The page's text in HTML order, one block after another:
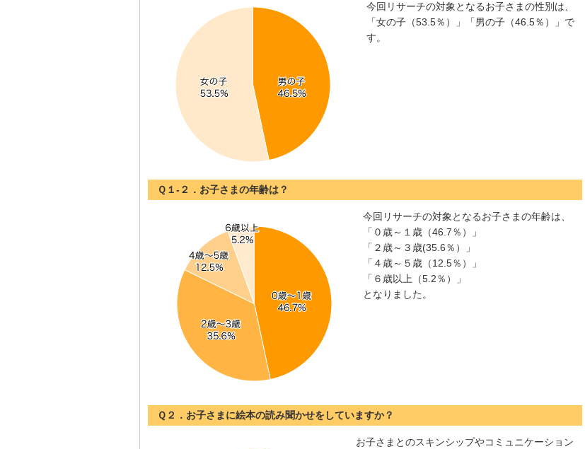
今回リサーチの対象となるお子さまの性別は、
「女の子（53.5％）」「男の子（46.5％）」で
す。
Ｑ１-２．お子さまの年齢は？
今回リサーチの対象となるお子さまの年齢は、
「０歳～１歳（46.7％）」
「２歳～３歳(35.6％）」
「４歳～５歳（12.5％）」
「６歳以上（5.2％）」
となりました。
Ｑ２．お子さまに絵本の読み聞かせをしていますか？
お子さまとのスキンシップやコミュニケーション